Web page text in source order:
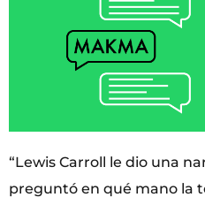
“Lewis Carroll le dio una
preguntó en qué mano la